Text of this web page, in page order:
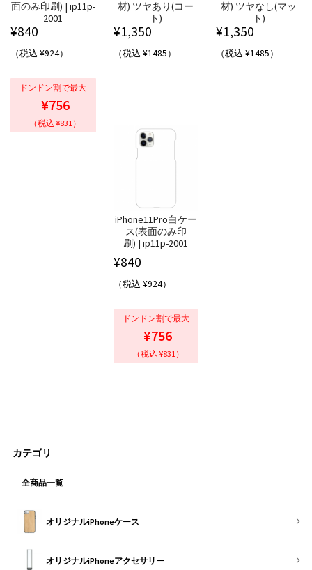
面のみ印刷) | ip11p-
2001
¥840
（税込 ¥924）
ドンドン割で最大
¥756
（税込 ¥831）
材) ツヤあり(コー
ト)
¥1,350
（税込 ¥1485）
材) ツヤなし(マッ
ト)
¥1,350
（税込 ¥1485）
iPhone11Pro白ケー
ス(表面のみ印
刷) | ip11p-2001
¥840
（税込 ¥924）
ドンドン割で最大
¥756
（税込 ¥831）
カテゴリ
全商品一覧
オリジナルiPhoneケース
オリジナルiPhoneアクセサリー